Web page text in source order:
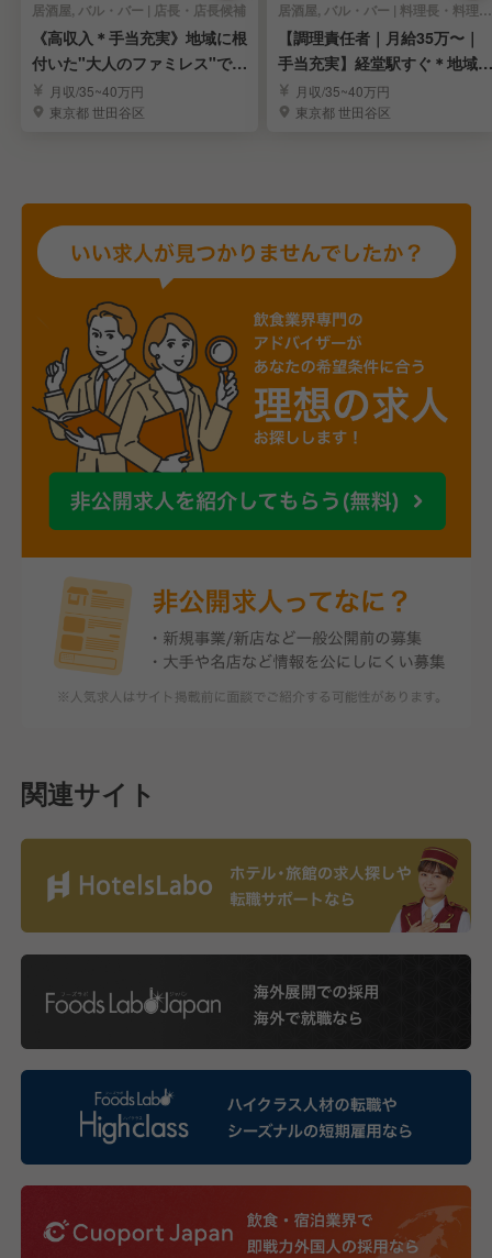
居酒屋, バル・バー | 店長・店長候補
《高収入＊手当充実》地域に根
付いた"大人のファミレス"で店
長候補を募集！
月収/35~40万円
東京都 世田谷区
居酒屋, バル・バー | 料理長・料理長候補
【調理責任者｜月給35万〜｜
手当充実】経堂駅すぐ＊地域密
着店舗＊全30席
月収/35~40万円
東京都 世田谷区
関連サイト